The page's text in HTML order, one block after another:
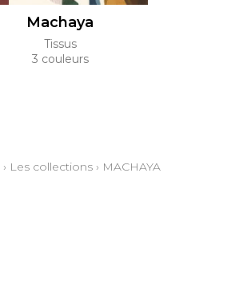
Machaya
Tissus
3 couleurs
› Les collections› MACHAYA